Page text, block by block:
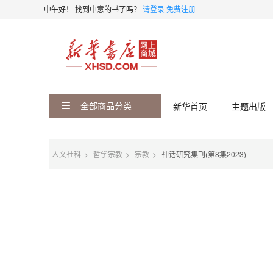
中午好！ 找到中意的书了吗？ 请登录免费注册
全部商品分类 新华首页 主题出版
人文社科 哲学宗教 宗教 神话研究集刊(第8集2023)